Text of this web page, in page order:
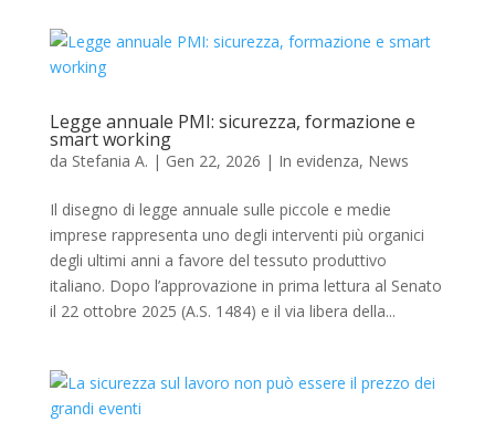
Legge annuale PMI: sicurezza, formazione e
smart working
da Stefania A. | Gen 22, 2026 | In evidenza, News
Il disegno di legge annuale sulle piccole e medie
imprese rappresenta uno degli interventi più organici
degli ultimi anni a favore del tessuto produttivo
italiano. Dopo l’approvazione in prima lettura al Senato
il 22 ottobre 2025 (A.S. 1484) e il via libera della...